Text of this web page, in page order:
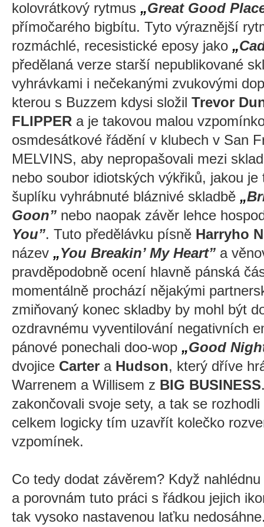
kolovrátkový rytmus „Great Good
přímočarého bigbítu. Tyto výraznější
rozmáchlé, recesistické eposy jako „
předělaná verze starší nepublikované
vyhrávkami i nečekanými zvukovými
kterou s Buzzem kdysi složil Trevor
FLIPPER a je takovou malou
osmdesátkové řádění v klubech v San
MELVINS, aby nepropašovali mezi
nebo soubor idiotských výkřiků, jakou
šuplíku vyhrábnuté bláznivé skladbě „
Goon” nebo naopak závěr lehce
You”. Tuto předělávku písně Harryho
název „You Breakin’ My Heart” a
pravděpodobně ocení hlavně pánská
momentálně prochází nějakými
zmiňovaný konec skladby by mohl být
ozdravnému vyventilování negativních
pánové ponechali doo-wop „Good
dvojice Carter aHudson, který dříve
Warrenem a Willisem z BIG BUSINESS
zakončovali svoje sety, a tak se
celkem logicky tím uzavřít kolečko
vzpomínek.
Co tedy dodat závěrem? Když
a porovnám tuto práci s řádkou jejich
tak vysoko nastavenou laťku